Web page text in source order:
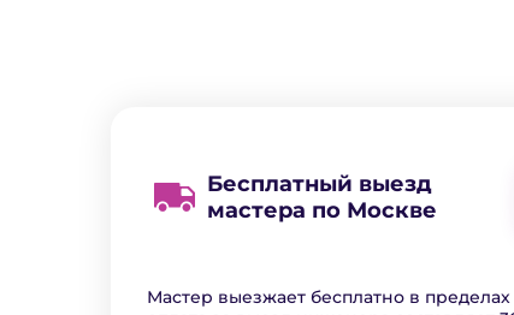
Бесплатный выезд
мастера по Москве
Мастер выезжает бесплатно в